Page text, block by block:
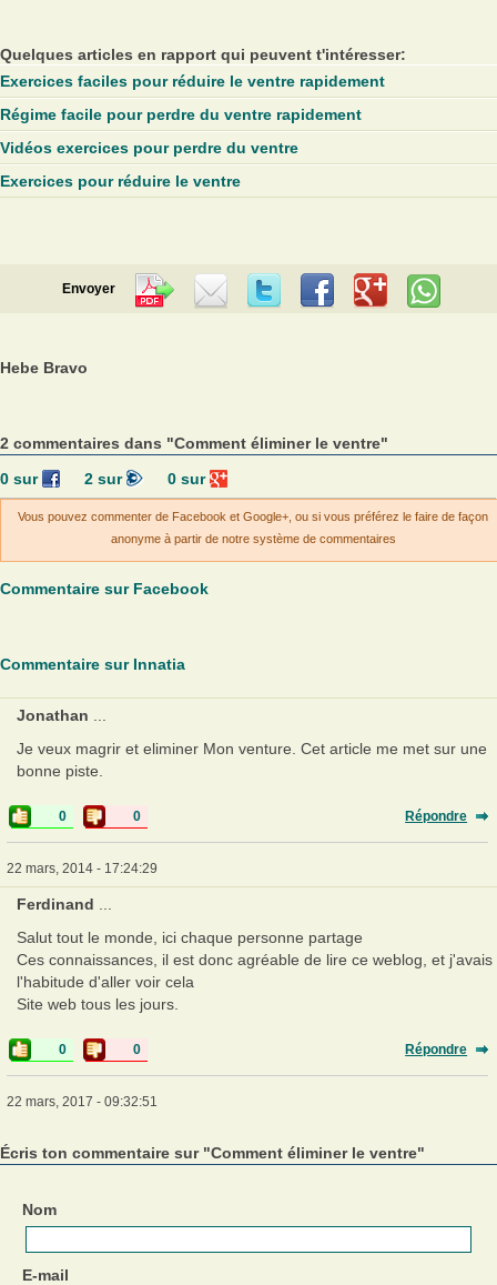
Quelques articles en rapport qui peuvent t'intéresser:
Exercices faciles pour réduire le ventre rapidement
Régime facile pour perdre du ventre rapidement
Vidéos exercices pour perdre du ventre
Exercices pour réduire le ventre
Envoyer
Hebe Bravo
2 commentaires dans "Comment éliminer le ventre"
0sur 2sur 0 sur
Vous pouvez commenter de Facebook et Google+, ou si vous préférez le faire de façon
anonyme à partir de notre système de commentaires
Commentaire sur Facebook
Commentaire sur Innatia
Jonathan
Je veux magrir et eliminer Mon venture. Cet article me met sur une
bonne piste.
0 0 Répondre
22 mars, 2014 - 17:24:29
Ferdinand
Salut tout le monde, ici chaque personne partage
Ces connaissances, il est donc agréable de lire ce weblog, et j'avais
l'habitude d'aller voir cela
Site web tous les jours.
0 0 Répondre
22 mars, 2017 - 09:32:51
Écris ton commentaire sur "Comment éliminer le ventre"
Nom
E-mail